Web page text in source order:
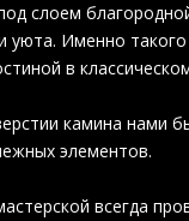
слоем
уюта. Именно
в
камина нами
элементов.
всегда